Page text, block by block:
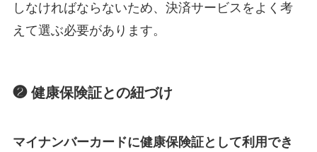
しなければならないため、決済サービスをよく考
えて選ぶ必要があります。
❷ 健康保険証との紐づけ
マイナンバーカードに健康保険証として利用でき